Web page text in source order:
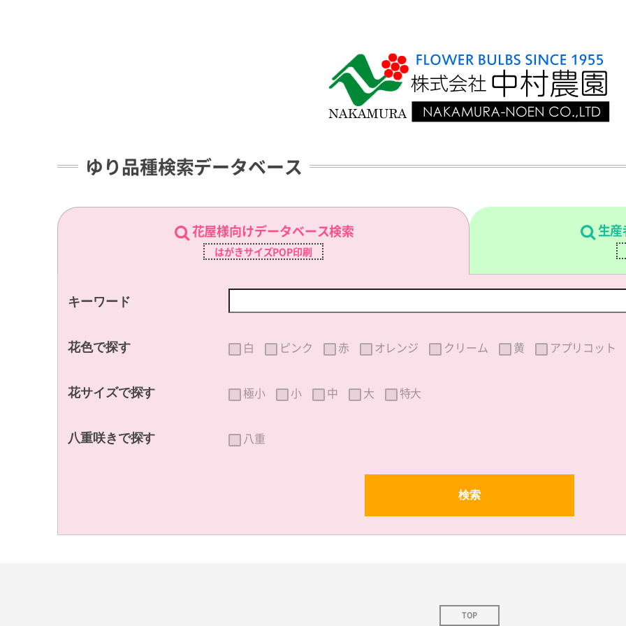
ゆり品種検索データベース
花屋様向けデータベース検索
はがきサイズPOP印刷
生
キーワード
花色で探す 白 ピンク 赤 オレンジ クリーム 黄 アプリコット
花サイズで探す 極小 小 中 大 特大
八重咲きで探す 八重
TOP